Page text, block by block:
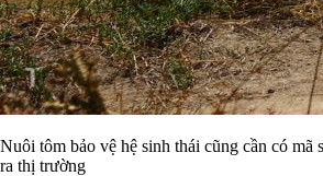
Nuôi tôm bảo vệ hệ sinh thái cũng cần có mã
ra thị trường